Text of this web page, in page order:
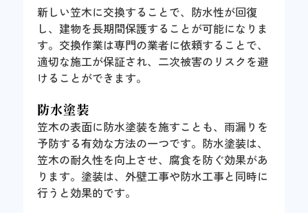
新しい笠木に交換することで、防水性が回復
し、建物を長期間保護することが可能になりま
す。交換作業は専門の業者に依頼することで、
適切な施工が保証され、二次被害のリスクを避
けることができます。
防水塗装
笠木の表面に防水塗装を施すことも、雨漏りを
予防する有効な方法の一つです。防水塗装は、
笠木の耐久性を向上させ、腐食を防ぐ効果があ
ります。塗装は、外壁工事や防水工事と同時に
行うと効果的です。